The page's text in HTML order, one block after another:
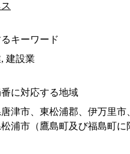
キーワード
建設業
に対応する地域
津市、東松浦郡、伊万里市
浦市（鷹島町及び福島町に